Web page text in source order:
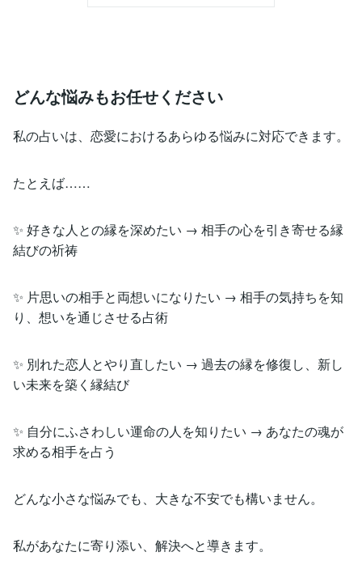
どんな悩みもお任せください
私の占いは、恋愛におけるあらゆる悩みに対応できます。
たとえば……
✨ 好きな人との縁を深めたい → 相手の心を引き寄せる縁
結びの祈祷
✨ 片思いの相手と両想いになりたい → 相手の気持ちを知
り、想いを通じさせる占術
✨ 別れた恋人とやり直したい → 過去の縁を修復し、新し
い未来を築く縁結び
✨ 自分にふさわしい運命の人を知りたい → あなたの魂が
求める相手を占う
どんな小さな悩みでも、大きな不安でも構いません。
私があなたに寄り添い、解決へと導きます。